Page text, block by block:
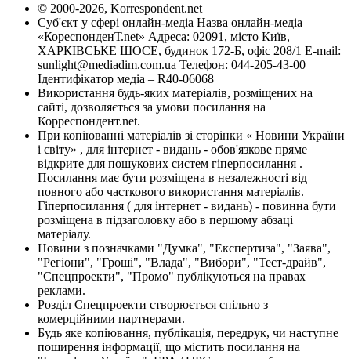
© 2000-2026, Korrespondent.net
Суб'єкт у сфері онлайн-медіа Назва онлайн-медіа –
«КореспонденТ.net» Адреса: 02091, місто Київ,
ХАРКІВСЬКЕ ШОСЕ, будинок 172-Б, офіс 208/1 E-mail:
sunlight@mediadim.com.ua Телефон: 044-205-43-00
Ідентифікатор медіа – R40-06068
Використання будь-яких матеріалів, розміщених на
сайті, дозволяється за умови посилання на
Корреспондент.net.
При копіюванні матеріалів зі сторінки « Новини України
і світу» , для інтернет - видань - обов'язкове пряме
відкрите для пошукових систем гіперпосилання .
Посилання має бути розміщена в незалежності від
повного або часткового використання матеріалів.
Гіперпосилання ( для інтернет - видань) - повинна бути
розміщена в підзаголовку або в першому абзаці
матеріалу.
Новини з позначками "Думка", "Експертиза", "Заява",
"Регіони", "Гроші", "Влада", "Вибори", "Тест-драйв",
"Спецпроекти", "Промо" публікуються на правах
реклами.
Розділ Спецпроекти створюється спільно з
комерційними партнерами.
Будь яке копіювання, публікація, передрук, чи наступне
поширення інформації, що містить посилання на